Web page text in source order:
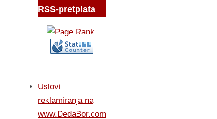
RSS-pretplata
Uslovi
reklamiranja na
www.DedaBor.com